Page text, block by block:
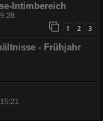
Intimbereich
1 2 3
- Frühjahr